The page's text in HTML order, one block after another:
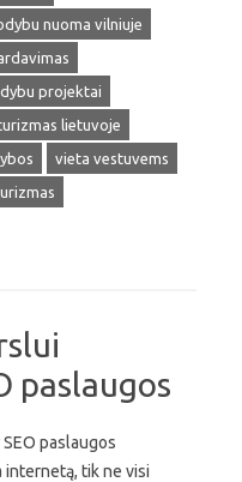
nuoma vilniuje
projektai
lietuvoje
vieta vestuvems
paslaugos
paslaugos
internetą, tik ne visi